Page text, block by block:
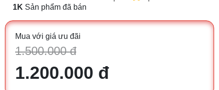
1K Sản phẩm đã bán
Mua với giá ưu đãi
1.500.000 đ
1.200.000 đ